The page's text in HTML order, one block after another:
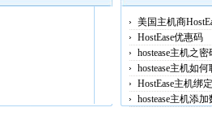
美国主机商
HostEase优惠码
hostease主机之
hostease主机如
HostEase主机绑
hostease主机添